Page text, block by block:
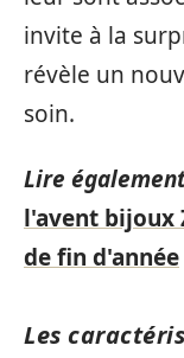
invite à la
révèle un
soin.
Lire
l'avent bijoux
de fin d'année
Les